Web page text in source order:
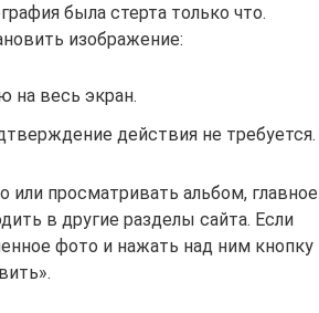
была стерта только что.
изображение:
на весь экран.
действия не требуется.
просматривать альбом, главное
в другие разделы сайта. Если
фото и нажать над ним кнопку